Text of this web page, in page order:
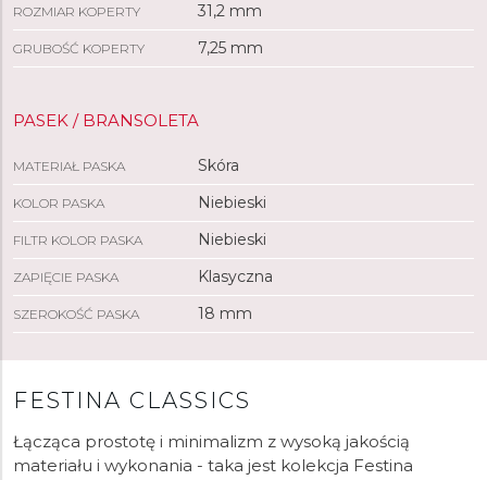
ROZMIAR KOPERTY 31,2 mm
GRUBOŚĆ KOPERTY 7,25 mm
PASEK / BRANSOLETA
MATERIAŁ PASKA Skóra
KOLOR PASKA Niebieski
FILTR KOLOR PASKA Niebieski
ZAPIĘCIE PASKA Klasyczna
SZEROKOŚĆ PASKA 18 mm
FESTINA CLASSICS
Łącząca prostotę i minimalizm z wysoką jakością
materiału i wykonania - taka jest kolekcja Festina